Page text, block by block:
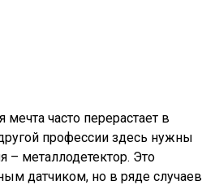
часто перерастает в
профессии здесь нужны
– металлодетектор. Это
датчиком, но в ряде случаев